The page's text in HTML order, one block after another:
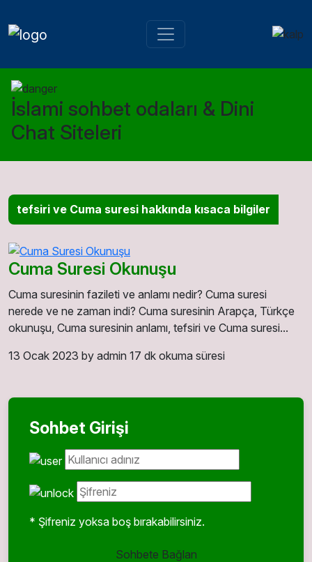
İslami sohbet odaları & Dini
Chat Siteleri
tefsiri ve Cuma suresi hakkında kısaca bilgiler
Cuma Suresi Okunuşu
Cuma suresinin fazileti ve anlamı nedir? Cuma suresi
nerede ve ne zaman indi? Cuma suresinin Arapça, Türkçe
okunuşu, Cuma suresinin anlamı, tefsiri ve Cuma suresi...
13 Ocak 2023 by admin 17 dk okuma süresi
Sohbet Girişi
* Şifreniz yoksa boş bırakabilirsiniz.
Sohbete Bağlan